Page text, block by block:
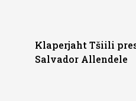
Klaperjaht Tšiili
Salvador Allendele